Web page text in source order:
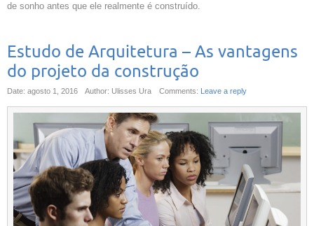
de sonho antes que ele realmente é construído.
Estudo de Arquitetura – As vantagens
do projeto da construção
Date: agosto 1, 2016 Author: Ulisses Ura Comments: Leave a reply